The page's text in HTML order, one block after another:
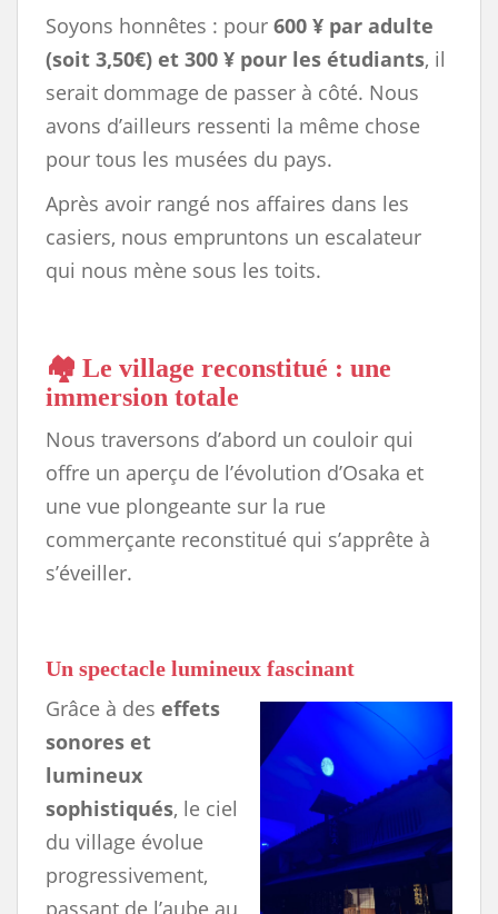
Soyons honnêtes : pour 600 ¥ par adulte
(soit 3,50€) et 300 ¥ pour les étudiants, il
serait dommage de passer à côté. Nous
avons d’ailleurs ressenti la même chose
pour tous les musées du pays.
Après avoir rangé nos affaires dans les
casiers, nous empruntons un escalateur
qui nous mène sous les toits.
🏘️ Le village reconstitué : une
immersion totale
Nous traversons d’abord un couloir qui
offre un aperçu de l’évolution d’Osaka et
une vue plongeante sur la rue
commerçante reconstitué qui s’apprête à
s’éveiller.
Un spectacle lumineux fascinant
Grâce à des effets
sonores et
lumineux
sophistiqués, le ciel
du village évolue
progressivement,